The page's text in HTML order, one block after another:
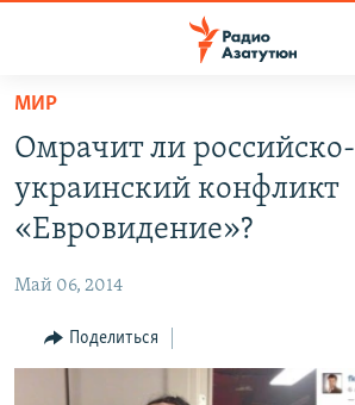
Перейти
основному
содержанию
Перейти
основной
Перейти
поиску
НОВОСТИ
ПОЛИТИКА
ЭКОНОМИКА
РЕГИОН
НАГОРНЫЙ КАРАБАХ
МИР
Омрачит ли российско-
украинский конфликт
«Евровидение»?
Май 06, 2014
Поделиться